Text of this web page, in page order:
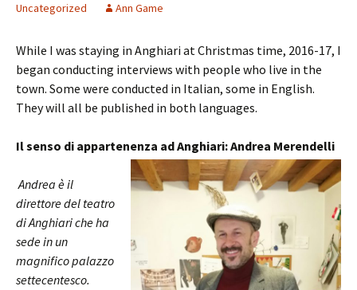
Uncategorized
Ann Game
While I was staying in Anghiari at Christmas time, 2016-17, I
began conducting interviews with people who live in the
town. Some were conducted in Italian, some in English.
They will all be published in both languages.
Il senso di appartenenza ad Anghiari: Andrea Merendelli
Andrea è il
direttore del teatro
di Anghiari che ha
sede in un
magnifico palazzo
settecentesco.